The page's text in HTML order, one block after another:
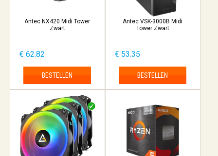
Antec NX420 Midi Tower
Zwart
€ 62.82
BESTELLEN
Antec VSK-3000B Midi
Tower Zwart
€ 53.35
BESTELLEN